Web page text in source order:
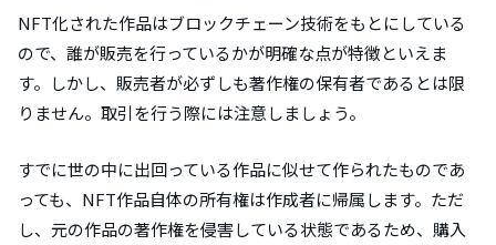
NFT化された作品はブロックチェーン技術をもとにしている
ので、誰が販売を行っているかが明確な点が特徴といえま
す。しかし、販売者が必ずしも著作権の保有者であるとは限
りません。取引を行う際には注意しましょう。
すでに世の中に出回っている作品に似せて作られたものであ
っても、NFT作品自体の所有権は作成者に帰属します。ただ
し、元の作品の著作権を侵害している状態であるため、購入